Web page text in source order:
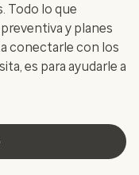
Todo lo que
y planes
conectarle con los
es para ayudarle a